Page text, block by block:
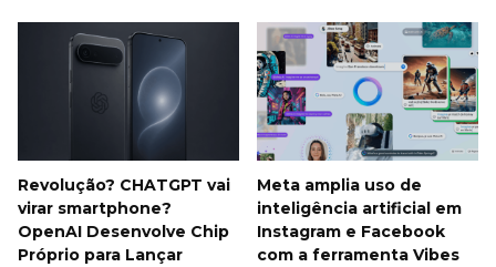
Revolução? CHATGPT vai
virar smartphone?
OpenAI Desenvolve Chip
Próprio para Lançar
Meta amplia uso de
inteligência artificial em
Instagram e Facebook
com a ferramenta Vibes